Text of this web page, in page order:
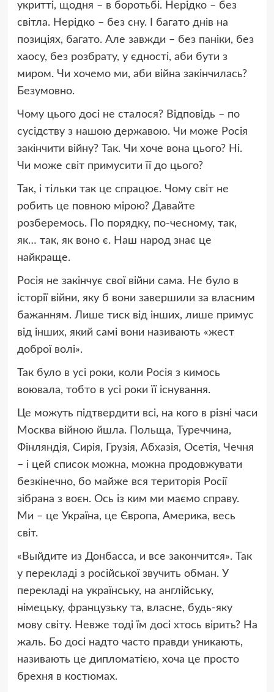
укритті, щодня – в боротьбі. Нерідко – без
світла. Нерідко – без сну. І багато днів на
позиціях, багато. Але завжди – без паніки, без
хаосу, без розбрату, у єдності, аби бути з
миром. Чи хочемо ми, аби війна закінчилась?
Безумовно.
Чому цього досі не сталося? Відповідь – по
сусідству з нашою державою. Чи може Росія
закінчити війну? Так. Чи хоче вона цього? Ні.
Чи може світ примусити її до цього?
Так, і тільки так це спрацює. Чому світ не
робить це повною мірою? Давайте
розберемось. По порядку, по-чесному, так,
як… так, як воно є. Наш народ знає це
найкраще.
Росія не закінчує свої війни сама. Не було в
історії війни, яку б вони завершили за власним
бажанням. Лише тиск від інших, лише примус
від інших, який самі вони називають «жест
доброї волі».
Так було в усі роки, коли Росія з кимось
воювала, тобто в усі роки її існування.
Це можуть підтвердити всі, на кого в різні часи
Москва війною йшла. Польща, Туреччина,
Фінляндія, Сирія, Грузія, Абхазія, Осетія, Чечня
– і цей список можна, можна продовжувати
безкінечно, бо майже вся територія Росії
зібрана з воєн. Ось із ким ми маємо справу.
Ми – це Україна, це Європа, Америка, весь
світ.
«Выйдите из Донбасса, и все закончится». Так
у перекладі з російської звучить обман. У
перекладі на українську, на англійську,
німецьку, французьку та, власне, будь-яку
мову світу. Невже тоді їм досі хтось вірить? На
жаль. Бо досі надто часто правди уникають,
називають це дипломатією, хоча це просто
брехня в костюмах.